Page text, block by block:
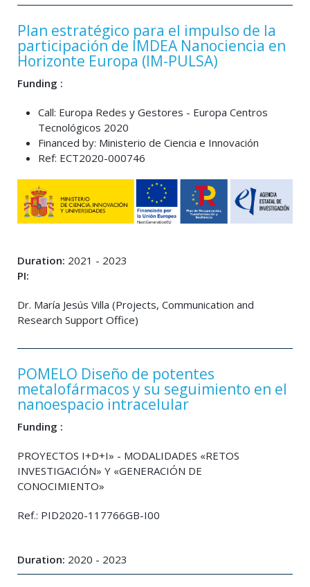
Plan estratégico para el impulso de la
participación de IMDEA Nanociencia en
Horizonte Europa (IM-PULSA)
Funding :
Call: Europa Redes y Gestores - Europa Centros
Tecnológicos 2020
Financed by: Ministerio de Ciencia e Innovación
Ref: ECT2020-000746
Duration: 2021 - 2023
PI:
Dr. María Jesús Villa (Projects, Communication and
Research Support Office)
POMELO Diseño de potentes
metalofármacos y su seguimiento en el
nanoespacio intracelular
Funding :
PROYECTOS I+D+I» - MODALIDADES «RETOS
INVESTIGACIÓN» Y «GENERACIÓN DE
CONOCIMIENTO»
Ref.: PID2020-117766GB-I00
Duration: 2020 - 2023